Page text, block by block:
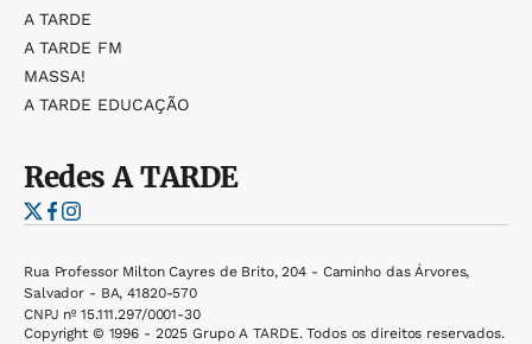
A TARDE
A TARDE FM
MASSA!
A TARDE EDUCAÇÃO
RedesA TARDE
Rua Professor Milton Cayres de Brito, 204 - Caminho das Árvores,
Salvador - BA, 41820-570
CNPJ nº 15.111.297/0001-30
Copyright © 1996 - 2025 Grupo A TARDE. Todos os direitos reservados.